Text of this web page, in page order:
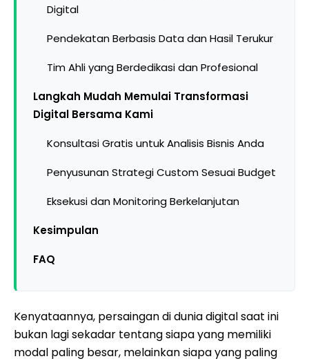
Digital
Pendekatan Berbasis Data dan Hasil Terukur
Tim Ahli yang Berdedikasi dan Profesional
Langkah Mudah Memulai Transformasi
Digital Bersama Kami
Konsultasi Gratis untuk Analisis Bisnis Anda
Penyusunan Strategi Custom Sesuai Budget
Eksekusi dan Monitoring Berkelanjutan
Kesimpulan
FAQ
Kenyataannya, persaingan di dunia digital saat ini
bukan lagi sekadar tentang siapa yang memiliki
modal paling besar, melainkan siapa yang paling